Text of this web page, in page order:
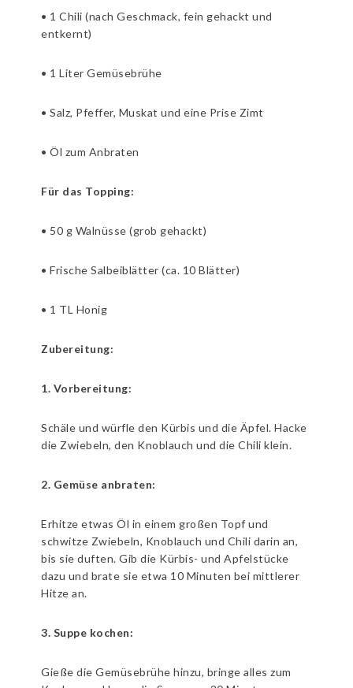
• 1 Chili (nach Geschmack, fein gehackt und
entkernt)
• 1 Liter Gemüsebrühe
• Salz, Pfeffer, Muskat und eine Prise Zimt
• Öl zum Anbraten
Für das Topping:
• 50 g Walnüsse (grob gehackt)
• Frische Salbeiblätter (ca. 10 Blätter)
• 1 TL Honig
Zubereitung:
1. Vorbereitung:
Schäle und würfle den Kürbis und die Äpfel. Hacke
die Zwiebeln, den Knoblauch und die Chili klein.
2. Gemüse anbraten:
Erhitze etwas Öl in einem großen Topf und
schwitze Zwiebeln, Knoblauch und Chili darin an,
bis sie duften. Gib die Kürbis- und Apfelstücke
dazu und brate sie etwa 10 Minuten bei mittlerer
Hitze an.
3. Suppe kochen:
Gieße die Gemüsebrühe hinzu, bringe alles zum